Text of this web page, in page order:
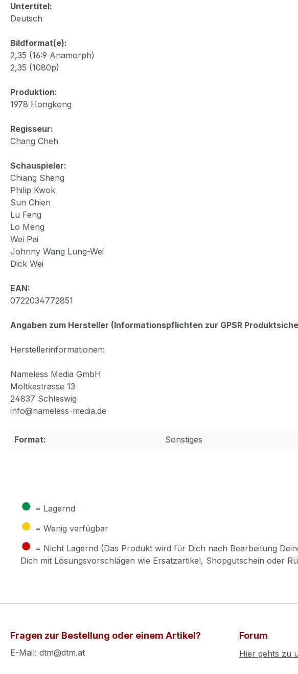
Untertitel:
Deutsch
Bildformat(e):
2,35 (16:9 Anamorph)
2,35 (1080p)
Produktion:
1978 Hongkong
Regisseur:
Chang Cheh
Schauspieler:
Chiang Sheng
Philip Kwok
Sun Chien
Lu Feng
Lo Meng
Wei Pai
Johnny Wang Lung-Wei
Dick Wei
EAN:
0722034772851
Angaben zum Hersteller (Informationspflichten zur GPSR
Herstellerinformationen:
Nameless Media GmbH
Moltkestrasse 13
24837 Schleswig
info@nameless-media.de
Format: Sonstiges
● = Lagernd
● = Wenig verfügbar
● = Nicht Lagernd (Das Produkt wird für Dich nach Bearbeitung
Dich mit Lösungsvorschlägen wie Ersatzartikel, Shopgutschein oder
Fragen zur Bestellung oder einem Artikel?
E-Mail: dtm@dtm.at
Forum
Hier gehts zu